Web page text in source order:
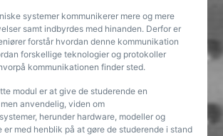
systemer kommunikerer mere og mere
samt indbyrdes med hinanden. Derfor er
forstår hvordan denne kommunikation
forskellige teknologier og protokoller
kommunikationen finder sted.
modul er at give de studerende en
anvendelig, viden om
herunder hardware, modeller og
er med henblik på at gøre de studerende i stand